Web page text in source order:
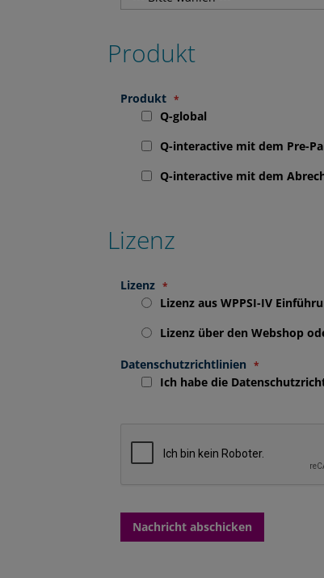
Produkt
Produkt
Q-global
Q-interactive mit dem Pre-
Q-interactive mit dem
Lizenz
Lizenz
Lizenz aus WPPSI-IV
Lizenz über den Webshop
Datenschutzrichtlinien
Ich habe die
Nachricht abschicken